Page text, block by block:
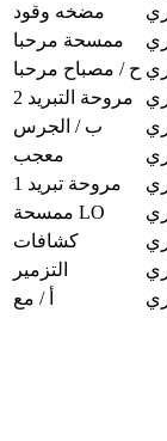
مضخه وقود
ممسحة مرحبا
ح / مصباح مرحبا
مروحة التبريد 2
ب / الجرس
معجب
مروحة تبريد 1
ممسحة LO
كشافات
التزمير
أ / مع